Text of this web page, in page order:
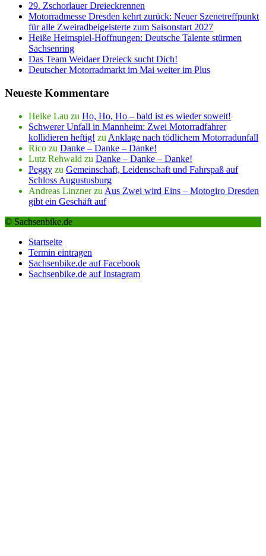
29. Zschorlauer Dreieckrennen
Motorradmesse Dresden kehrt zurück: Neuer Szenetreffpunkt
für alle Zweiradbeigeisterte zum Saisonstart 2027
Heiße Heimspiel-Hoffnungen: Deutsche Talente stürmen
Sachsenring
Das Team Weidaer Dreieck sucht Dich!
Deutscher Motorradmarkt im Mai weiter im Plus
Neueste Kommentare
Heike Lau zu Ho, Ho, Ho – bald ist es wieder soweit!
Schwerer Unfall in Mannheim: Zwei Motorradfahrer
kollidieren heftig! zu Anklage nach tödlichem Motorradunfall
Rico zu Danke – Danke – Danke!
Lutz Rehwald zu Danke – Danke – Danke!
Peggy zu Gemeinschaft, Leidenschaft und Fahrspaß auf
Schloss Augustusburg
Andreas Linznerzu Aus Zwei wird Eins – Motogiro Dresden
gibt ein Geschäft auf
© Sachsenbike.de
Startseite
Termin eintragen
Sachsenbike.de auf Facebook
Sachsenbike.de auf Instagram